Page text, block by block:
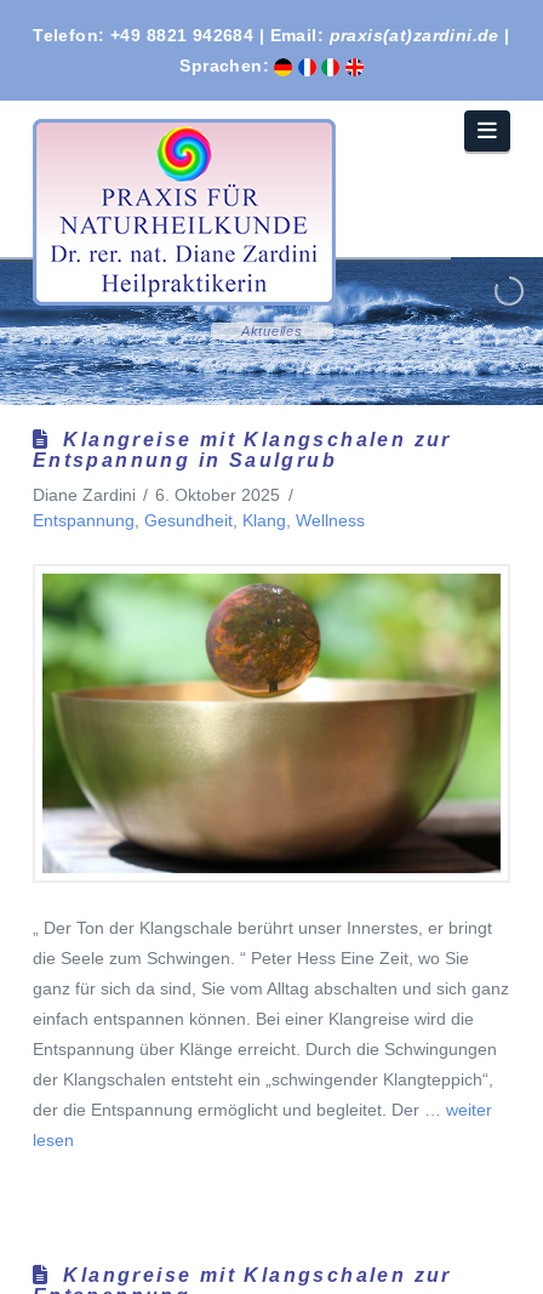
Telefon: +49 8821 942684 | Email: praxis(at)zardini.de |
Sprachen:
Aktuelles
Klangreise mit Klangschalen zur
Entspannung in Saulgrub
Diane Zardini
6. Oktober 2025
Entspannung Gesundheit, Klang Wellness
„ Der Ton der Klangschale berührt unser Innerstes, er bringt
die Seele zum Schwingen. “ Peter Hess Eine Zeit, wo Sie
ganz für sich da sind, Sie vom Alltag abschalten und sich ganz
einfach entspannen können. Bei einer Klangreise wird die
Entspannung über Klänge erreicht. Durch die Schwingungen
der Klangschalen entsteht ein „schwingender Klangteppich“,
der die Entspannung ermöglicht und begleitet. Der… weiter
lesen
Klangreise mit Klangschalen zur